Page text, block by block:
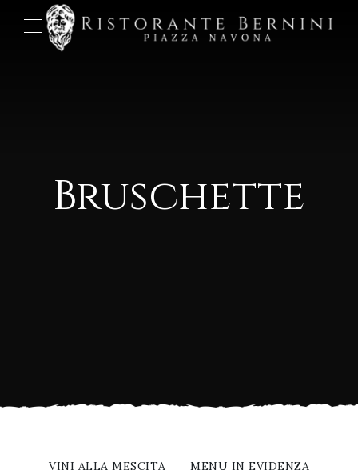
Bruschette
VINI ALLA MESCITA
MENU IN EVIDENZA